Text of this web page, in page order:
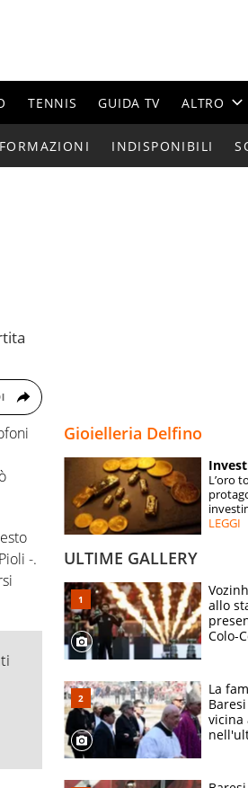
TENNIS GUIDA TV ALTRO
ESPERTI
CONTATTI
INDISPONIBILI
-.
Gioielleria Delfino
L’oro
LEGGI
ULTIME GALLERY
allo
Colo-
La
vicina